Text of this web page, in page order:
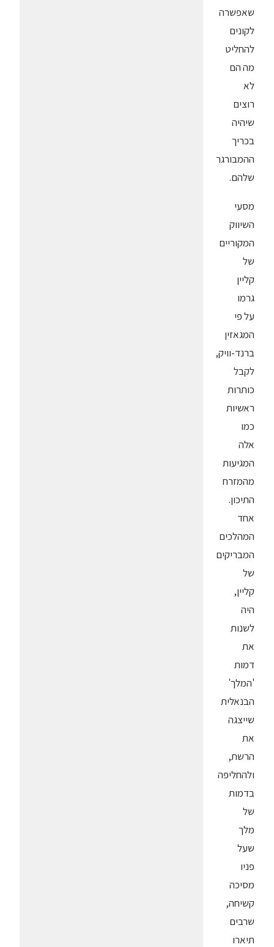
שאפשרה
לקונים
להחליט
מה הם
לא
רוצים
שיהיה
בכריך
ההמבורגר
שלהם.
מסעי
השיווק
המקוריים
של
קליין
גרמו
על פי
המגאזין
ברנד-וויק,
לקבל
כותרות
ראשיות
כמו
אלה
המגיעות
מהמזרח
התיכון.
אחד
המהלכים
המבריקים
של
קליין,
היה
לשנות
את
דמות
'המלך'
הבנאלית
שייצגה
את
הרשת,
ולהחליפה
בדמות
של
מלך
שעל
פניו
מסיכה
קשיחה,
שרבים
תיארו